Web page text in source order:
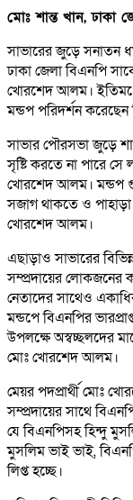
মোঃ শান্ত খান, ঢাকা
সাভারের জুড়ে সনাতন
ঢাকা জেলা বিএনপি
খোরশেদ আলম।
মন্ডপ পরিদর্শন করেছেন
সাভার পৌরসভা জুড়ে
সৃষ্টি করতে না পারে সে
খোরশেদ আলম। মন্ডপ
সজাগ থাকতে ও পাহাড়া
খোরশেদ আলম।
এছাড়াও সাভারের
সম্প্রদায়ের লোকজনের
নেতাদের সাথেও
মন্ডপে বিএনপির
উপলক্ষে অস্বচ্ছলদের
মোঃ খোরশেদ আলম।
মেয়র পদপ্রার্থী মোঃ
সম্প্রদায়ের সাথে
যে বিএনপিসহ হিন্দু
মুসলিম ভাই ভাই,
লিপ্ত হচ্ছে।